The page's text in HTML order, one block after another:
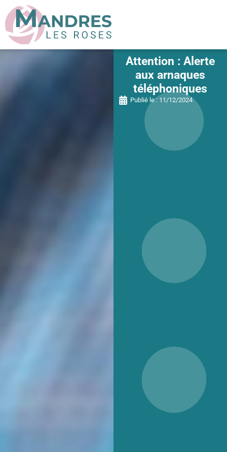
Attention : Alerte
aux arnaques
téléphoniques
Publié le : 11/12/2024